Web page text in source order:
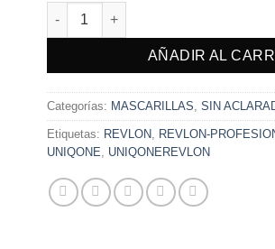
UNIQ ONE REVLON COCO cantidad
AÑADIR AL
Categorías: MASCARILLAS SIN
Etiquetas: REVLON REVLON-
UNIQONE
UNIQONEREVLON